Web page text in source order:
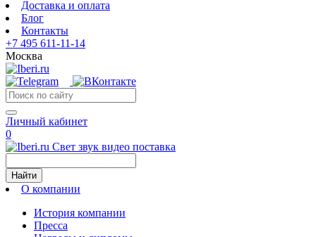
Доставка и оплата
Блог
Контакты
+7 495 611-11-14
Москва
Личный кабинет
0
Свет звук видео поставка
Найти
О компании
История компании
Пресса